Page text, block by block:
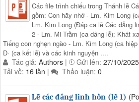
Các file trình chiếu trong Thánh lễ
gồm: Con hãy nhớ - Lm. Kim Long
Lm. Kim Long (Đáp ca lễ Các đẳng
2 - Lm. Mi Trầm (ca dâng lễ); Khát
Tiếng con nghẹn ngào - Lm. Kim Long (ca
D· (ca kết lễ) và các kinh nguyện ....
Tác giả: Authors | Gửi lên: 27/10/2025
Tải về: 16 lần | Thảo luận: 0
Lễ các đẳng linh hồn (lễ 1)